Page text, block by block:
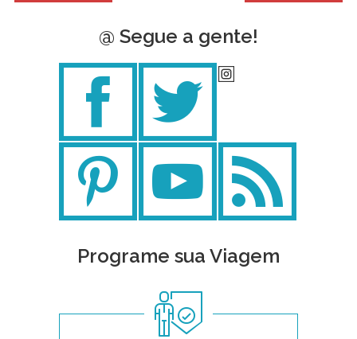
@ Segue a gente!
Programe sua Viagem